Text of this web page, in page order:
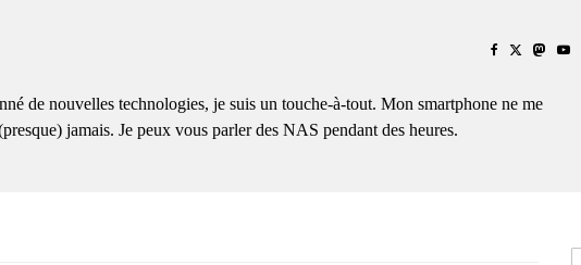
de nouvelles technologies, je suis un touche-à-tout. Mon smartphone ne me
jamais. Je peux vous parler des NAS pendant des heures.